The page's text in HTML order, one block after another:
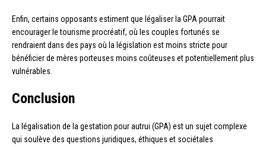
Enfin, certains opposants estiment que légaliser la GPA pourrait
encourager le tourisme procréatif, où les couples fortunés se
rendraient dans des pays où la législation est moins stricte pour
bénéficier de mères porteuses moins coûteuses et potentiellement plus
vulnérables.
Conclusion
La légalisation de la gestation pour autrui (GPA) est un sujet complexe
qui soulève des questions juridiques, éthiques et sociétales